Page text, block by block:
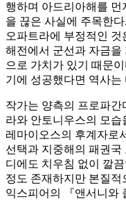
행하며 아드리아해를 먼
을 끊은 사실에 주목한
오파트라에 부정적인
해전에서 군선과 자금
으로 가치가 있기 때문
기에 성공했다면 역사
작가는 양측의 프로파
라와 안토니우스의 모
레마이오스의 후계자로
선택과 지중해의 패권국
디에도 치우침 없이 깔
정도 존재하지만 본질적
익스피어의 『앤서니와